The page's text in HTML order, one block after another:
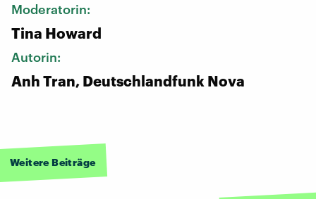
Moderatorin:
Tina Howard
Autorin:
Anh Tran, Deutschlandfunk Nova
Weitere Beiträge